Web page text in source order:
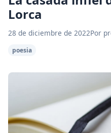
Lorca
28 de diciembre de 2022Por
poesia